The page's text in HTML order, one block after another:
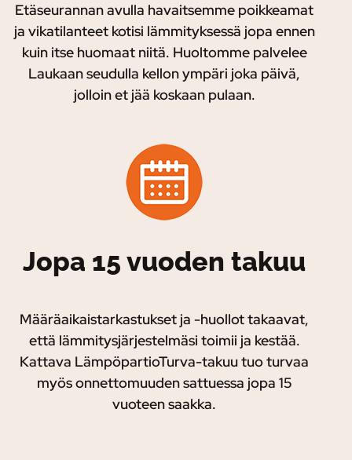
Etäseurannan avulla havaitsemme poikkeamat
ja vikatilanteet kotisi lämmityksessä jopa ennen
kuin itse huomaat niitä. Huoltomme palvelee
Laukaan seudulla kellon ympäri joka päivä,
jolloin et jää koskaan pulaan.
Jopa 15 vuoden takuu
Määräaikaistarkastukset ja -huollot takaavat,
että lämmitysjärjestelmäsi toimii ja kestää.
Kattava LämpöpartioTurva-takuu tuo turvaa
myös onnettomuuden sattuessa jopa 15
vuoteen saakka.